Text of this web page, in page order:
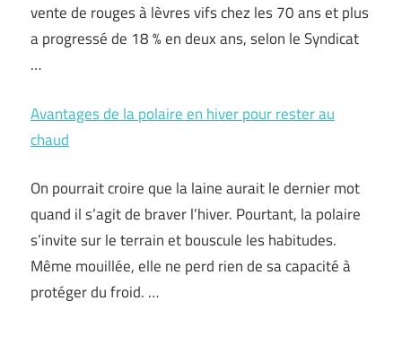
vente de rouges à lèvres vifs chez les 70 ans et plus
a progressé de 18 % en deux ans, selon le Syndicat
…
Avantages de la polaire en hiver pour rester au
chaud
On pourrait croire que la laine aurait le dernier mot
quand il s’agit de braver l’hiver. Pourtant, la polaire
s’invite sur le terrain et bouscule les habitudes.
Même mouillée, elle ne perd rien de sa capacité à
protéger du froid. …